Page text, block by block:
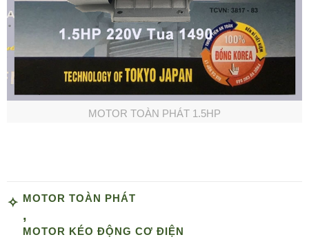
MOTOR TOÀN PHÁT 1.5HP
MOTOR TOÀN PHÁT
,
MOTOR KÉO ĐỘNG CƠ ĐIỆN